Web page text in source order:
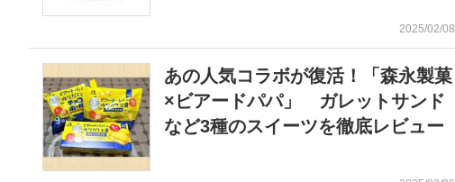
2025/02/08
あの人気コラボが復活！「森永製菓
×ビアードパパ」 ガレットサンド
など3種のスイーツを徹底レビュー